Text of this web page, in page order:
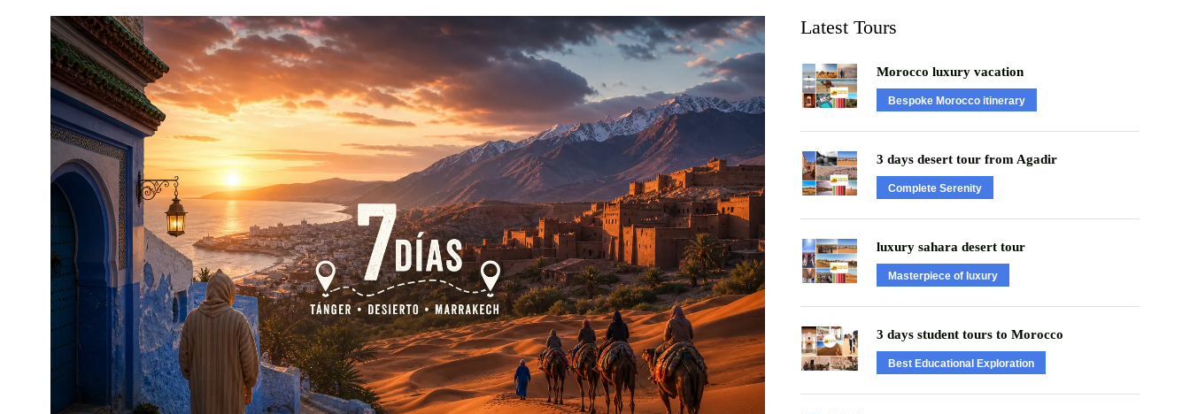
Latest Tours
Morocco luxury vacation
Bespoke Morocco itinerary
3 days desert tour from Agadir
Complete Serenity
luxury sahara desert tour
Masterpiece of luxury
3 days student tours to Morocco
Best Educational Exploration